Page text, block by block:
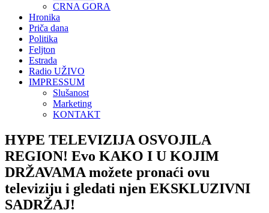
CRNA GORA
Hronika
Priča dana
Politika
Feljton
Estrada
Radio UŽIVO
IMPRESSUM
Slušanost
Marketing
KONTAKT
HYPE TELEVIZIJA OSVOJILA
REGION! Evo KAKO I U KOJIM
DRŽAVAMA možete pronaći ovu
televiziju i gledati njen EKSKLUZIVNI
SADRŽAJ!